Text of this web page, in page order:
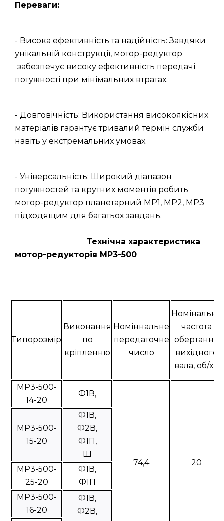
Переваги:
- Висока ефективність та надійність: Завдяки
унікальній конструкції, мотор-редуктор
забезпечує високу ефективність передачі
потужності при мінімальних втратах.
- Довговічність: Використання високоякісних
матеріалів гарантує тривалий термін служби
навіть у екстремальних умовах.
- Універсальність: Широкий діапазон
потужностей та крутних моментів робить
мотор-редуктор планетарний МР1, МР2, МР3
підходящим для багатьох завдань.
Технічна характеристика
мотор-редукторів МР3-500
Типорозмір
Виконання
по
кріпленню
Номіннальне
передаточне
число
Номінальна
частота
обертання
вихідного
вала, об/хв
МР3-500-
14-20
Ф1В,
74,4 20
МР3-500-
15-20
Ф1В,
Ф2В,
Ф1П,
Щ
МР3-500-
25-20
Ф1В,
Ф1П
МР3-500-
16-20
Ф1В,
Ф2В,